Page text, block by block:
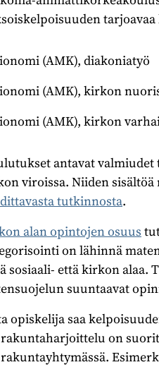
(AMK), diakoniatyö
(AMK), kirkon
(AMK), kirkon
antavat valmiudet
viroissa. Niiden sisältöä
tutkinnosta.
alan opintojen osuus
on lähinnä
sosiaali- että kirkon
suuntaavat
opiskelija saa
on